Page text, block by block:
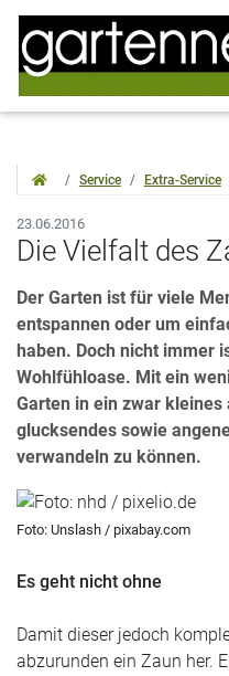
Service Extra-Service
23.06.2016
Die Vielfalt des
Der Garten ist für viele
entspannen oder um
haben. Doch nicht immer
Wohlfühloase. Mit ein
Garten in ein zwar
glucksendes sowie
verwandeln zu können.
Foto: Unslash / pixabay.com
Es geht nicht ohne
Damit dieser jedoch
abzurunden ein Zaun her.